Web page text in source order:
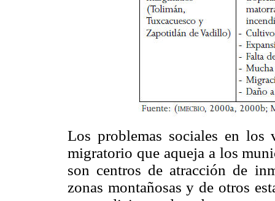
Los problemas sociales en los
migratorio que aqueja a los
son centros de atracción de
zonas montañosas y de otros